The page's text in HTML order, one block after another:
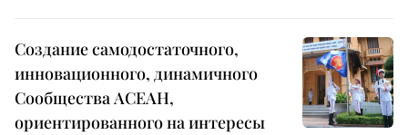
Создание самодостаточного,
инновационного, динамичного
Сообщества АСЕАН,
ориентированного на интересы